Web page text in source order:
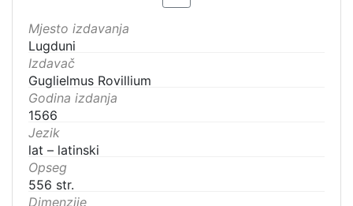
Mjesto izdavanja
Lugduni
Izdavač
Guglielmus Rovillium
Godina izdanja
1566
Jezik
lat – latinski
Opseg
556 str.
Dimenzije